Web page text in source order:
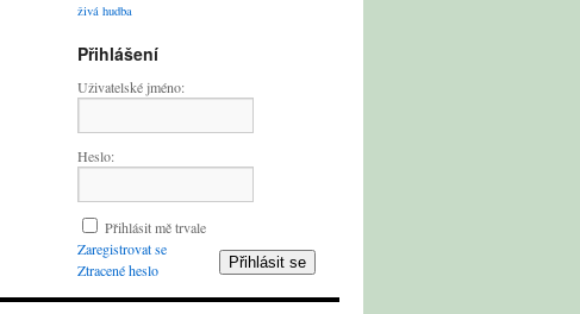
živá hudba
Přihlášení
Uživatelské jméno:
Heslo:
Přihlásit mě trvale
Přihlásit se
Zaregistrovat se
Ztracené heslo